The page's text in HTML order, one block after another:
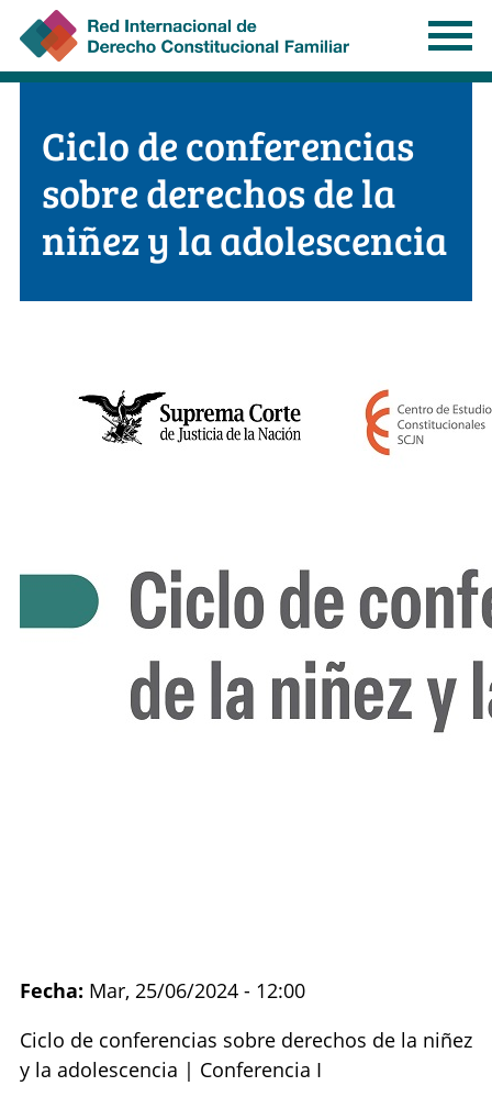
al
contenido
Ciclo de conferencias
sobre derechos de la
niñez y la adolescencia
Fecha: Mar, 25/06/2024 - 12:00
Ciclo de conferencias sobre derechos de la niñez
y la adolescencia | Conferencia I